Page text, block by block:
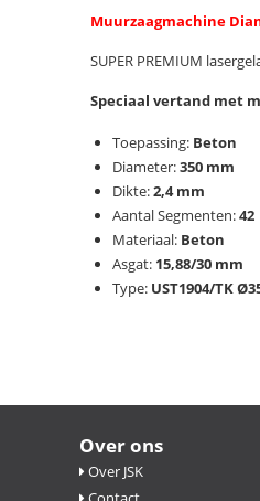
Muurzaagmachine
SUPER PREMIUM
Speciaal vertand met
Toepassing: Beton
Diameter:350 mm
Dikte:2,4 mm
Aantal Segmenten:42
Materiaal: Beton
Asgat: 15,88/30 mm
Type: UST1904/TK
Over ons
Over JSK